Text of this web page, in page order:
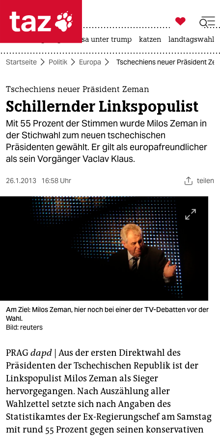
 taz zahl ich
taz zahl ich
themen
politik
öko
gesellschaft
kultur
sport
verlag
veranstaltungen
fragen & hilfe
unterstützen
abo
genossenschaft

taz zahl ich
usa unter trump katzen landtagswahl
Startseite Politik Europa Tschechiens neuer Präsident
Tschechiens neuer Präsident Zeman
Schillernder Linkspopulist
Mit 55 Prozent der Stimmen wurde Milos Zeman in
der Stichwahl zum neuen tschechischen
Präsidenten gewählt. Er gilt als europafreundlicher
als sein Vorgänger Vaclav Klaus.
26.1.2013 16:58 Uhr teilen
Am Ziel: Milos Zeman, hier noch bei einer der TV-Debatten vor der
Wahl.
Bild: reuters
PRAGdapd | Aus der ersten Direktwahl des
Präsidenten der Tschechischen Republik ist der
Linkspopulist Milos Zeman als Sieger
hervorgegangen. Nach Auszählung aller
Wahlzettel setzte sich nach Angaben des
Statistikamtes der Ex-Regierungschef am Samstag
mit rund 55 Prozent gegen seinen konservativen